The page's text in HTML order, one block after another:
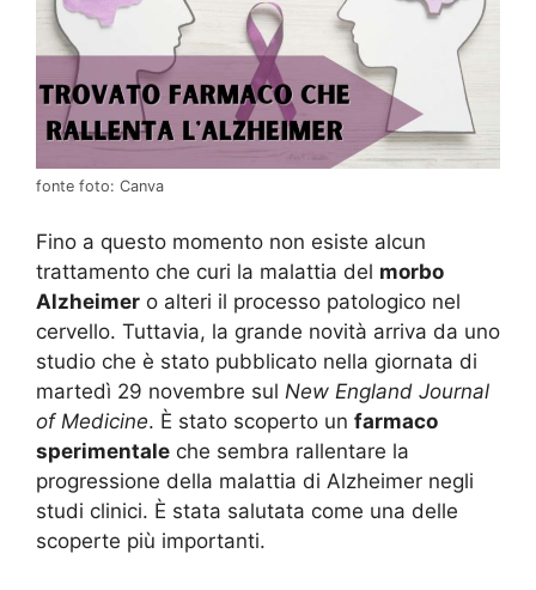
fonte foto: Canva
Fino a questo momento non esiste alcun
trattamento che curi la malattia del morbo
Alzheimer o alteri il processo patologico nel
cervello. Tuttavia, la grande novità arriva da uno
studio che è stato pubblicato nella giornata di
martedì 29 novembre sul New England Journal
of Medicine. È stato scoperto un farmaco
sperimentale che sembra rallentare la
progressione della malattia di Alzheimer negli
studi clinici. È stata salutata come una delle
scoperte più importanti.